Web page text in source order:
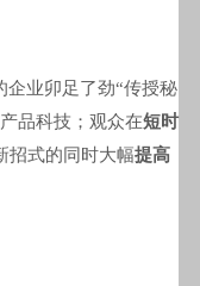
企业卯足了劲“传授秘
品科技；观众在短时
招式的同时大幅提高